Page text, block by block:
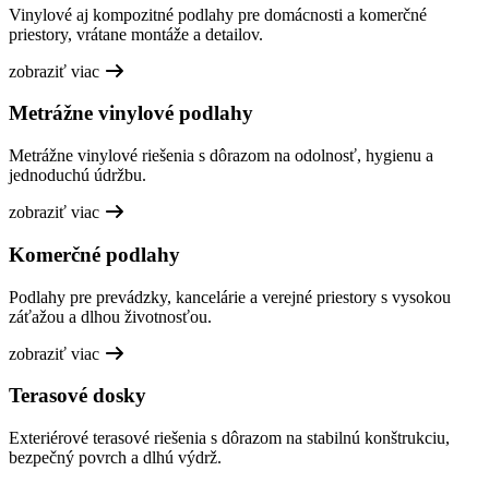
Vinylové aj kompozitné podlahy pre domácnosti a komerčné
priestory, vrátane montáže a detailov.
zobraziť viac
Metrážne vinylové podlahy
Metrážne vinylové riešenia s dôrazom na odolnosť, hygienu a
jednoduchú údržbu.
zobraziť viac
Komerčné podlahy
Podlahy pre prevádzky, kancelárie a verejné priestory s vysokou
záťažou a dlhou životnosťou.
zobraziť viac
Terasové dosky
Exteriérové terasové riešenia s dôrazom na stabilnú konštrukciu,
bezpečný povrch a dlhú výdrž.